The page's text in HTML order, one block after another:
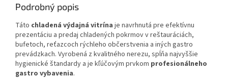
Podrobný popis
Táto chladená výdajná vitrína je navrhnutá pre efektívnu
prezentáciu a predaj chladených pokrmov v reštauráciách,
bufetoch, reťazcoch rýchleho občerstvenia a iných gastro
prevádzkach. Vyrobená z kvalitného nerezu, spĺňa najvyššie
hygienické štandardy a je kľúčovým prvkom profesionálneho
gastro vybavenia.